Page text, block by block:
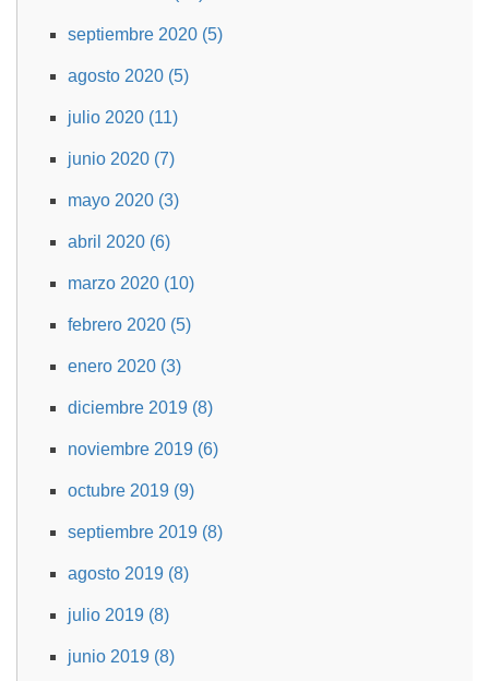
septiembre 2020 (5)
agosto 2020 (5)
julio 2020 (11)
junio 2020 (7)
mayo 2020 (3)
abril 2020 (6)
marzo 2020 (10)
febrero 2020 (5)
enero 2020 (3)
diciembre 2019 (8)
noviembre 2019 (6)
octubre 2019 (9)
septiembre 2019 (8)
agosto 2019 (8)
julio 2019 (8)
junio 2019 (8)